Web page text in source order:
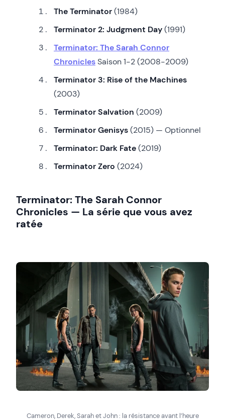
The Terminator(1984)
Terminator 2: Judgment Day(1991)
Terminator: The Sarah Connor
ChroniclesSaison 1-2 (2008-2009)
Terminator 3: Rise of the Machines
(2003)
Terminator Salvation (2009)
Terminator Genisys(2015) — Optionnel
Terminator: Dark Fate(2019)
Terminator Zero (2024)
Terminator: The Sarah Connor
Chronicles — La série que vous avez
ratée
Cameron, Derek, Sarah et John : la résistance avant l’heure